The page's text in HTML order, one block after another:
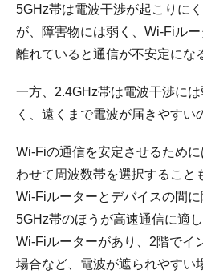
5GHz帯は電波干渉が起こりに
が、障害物には弱く、Wi-Fiル
離れていると通信が不安定にな
一方、2.4GHz帯は電波干渉に
く、遠くまで電波が届きやすい
Wi-Fiの通信を安定させるため
わせて周波数帯を選択すること
Wi-Fiルーターとデバイスの間に
5GHz帯のほうが高速通信に適
Wi-Fiルーターがあり、2階でイ
場合など、電波が遮られやすい